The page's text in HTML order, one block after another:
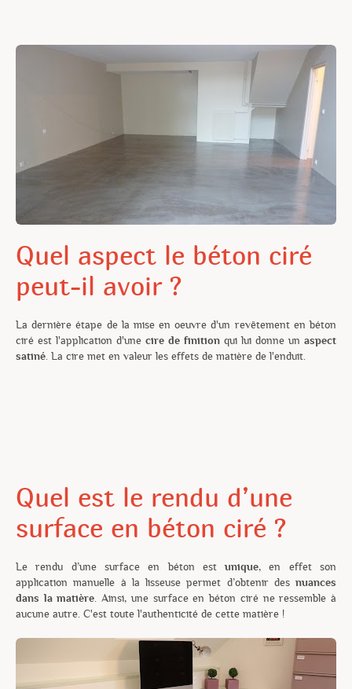
Quel aspect le béton ciré
peut-il avoir ?
La dernière étape de la mise en oeuvre d'un revêtement en béton
ciré est l'application d'une cire de finition qui lui donne un aspect
satiné. La cire met en valeur les effets de matière de l'enduit.
Quel est le rendu d’une
surface en béton ciré ?
Le rendu d’une surface en béton estunique, en effet son
application manuelle à la lisseuse permet d’obtenir des nuances
dans la matière. Ainsi, une surface en béton ciré ne ressemble à
aucune autre. C'est toute l'authenticité de cette matière !